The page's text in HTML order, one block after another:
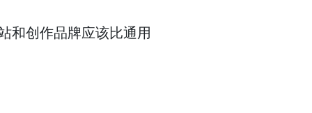
和创作品牌应该比通用